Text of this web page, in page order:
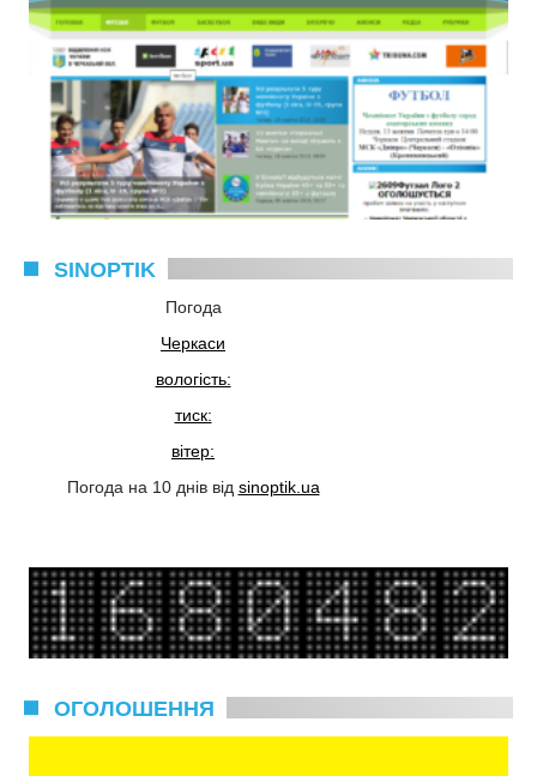
SINOPTIK
Погода
Черкаси
вологість:
тиск:
вітер:
Погода на 10 днів від sinoptik.ua
ОГОЛОШЕННЯ